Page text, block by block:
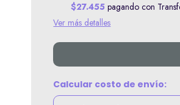
$27.455 pagando con
Ver más detalles
Calcular costo de envío: